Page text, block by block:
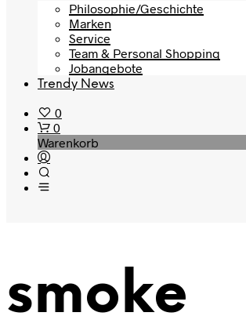
Philosophie/Geschichte
Marken
Service
Team & Personal Shopping
Jobangebote
Trendy News
0
0
Warenkorb
smoke